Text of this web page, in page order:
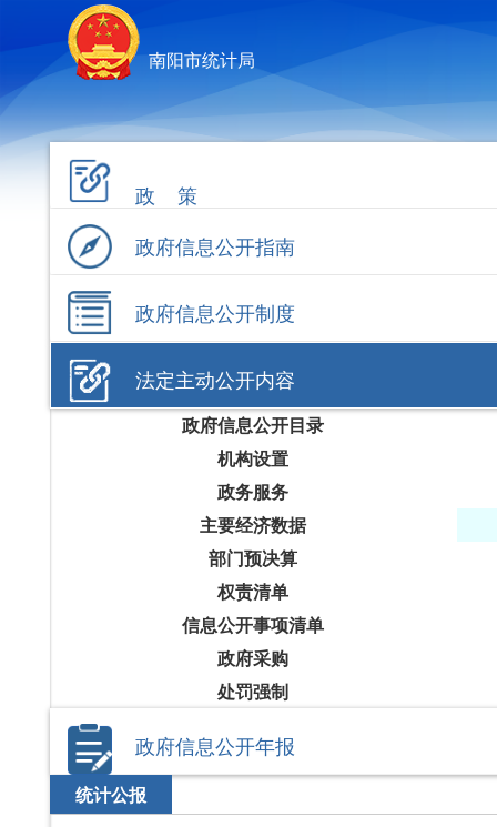
南阳市统计局
政 策
政府信息公开指南
政府信息公开制度
法定主动公开内容
政府信息公开目录
机构设置
政务服务
主要经济数据
部门预决算
权责清单
信息公开事项清单
政府采购
处罚强制
政府信息公开年报
统计公报